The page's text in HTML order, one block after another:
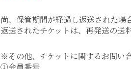
尚、保管期間が経過し返送された場
返送されたチケットは、再発送の送
※その他、チケットに関するお問い